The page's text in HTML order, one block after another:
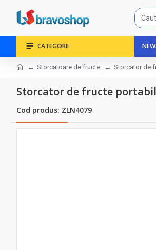
CATEGORII
Storcatoare de fructe Storcator de
Storcator de fructe
Cod produs: ZLN4079